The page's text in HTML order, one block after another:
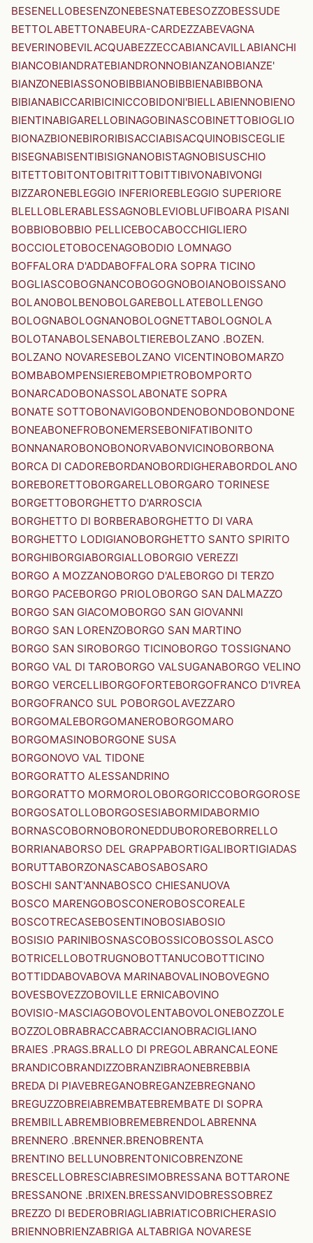
BESENELLOBESENZONEBESNATEBESOZZOBESSUDE
BETTOLABETTONABEURA-CARDEZZABEVAGNA
BEVERINOBEVILACQUABEZZECCABIANCAVILLABIANCHI
BIANCOBIANDRATEBIANDRONNOBIANZANOBIANZE'
BIANZONEBIASSONOBIBBIANOBIBBIENABIBBONA
BIBIANABICCARIBICINICCOBIDONI'BIELLABIENNOBIENO
BIENTINABIGARELLOBINAGOBINASCOBINETTOBIOGLIO
BIONAZBIONEBIRORIBISACCIABISACQUINOBISCEGLIE
BISEGNABISENTIBISIGNANOBISTAGNOBISUSCHIO
BITETTOBITONTOBITRITTOBITTIBIVONABIVONGI
BIZZARONEBLEGGIO INFERIOREBLEGGIO SUPERIORE
BLELLOBLERABLESSAGNOBLEVIOBLUFIBOARA PISANI
BOBBIOBOBBIO PELLICEBOCABOCCHIGLIERO
BOCCIOLETOBOCENAGOBODIO LOMNAGO
BOFFALORA D'ADDABOFFALORA SOPRA TICINO
BOGLIASCOBOGNANCOBOGOGNOBOIANOBOISSANO
BOLANOBOLBENOBOLGAREBOLLATEBOLLENGO
BOLOGNABOLOGNANOBOLOGNETTABOLOGNOLA
BOLOTANABOLSENABOLTIEREBOLZANO .BOZEN.
BOLZANO NOVARESEBOLZANO VICENTINOBOMARZO
BOMBABOMPENSIEREBOMPIETROBOMPORTO
BONARCADOBONASSOLABONATE SOPRA
BONATE SOTTOBONAVIGOBONDENOBONDOBONDONE
BONEABONEFROBONEMERSEBONIFATIBONITO
BONNANAROBONOBONORVABONVICINOBORBONA
BORCA DI CADOREBORDANOBORDIGHERABORDOLANO
BOREBORETTOBORGARELLOBORGARO TORINESE
BORGETTOBORGHETTO D'ARROSCIA
BORGHETTO DI BORBERABORGHETTO DI VARA
BORGHETTO LODIGIANOBORGHETTO SANTO SPIRITO
BORGHIBORGIABORGIALLOBORGIO VEREZZI
BORGO A MOZZANOBORGO D'ALEBORGO DI TERZO
BORGO PACEBORGO PRIOLOBORGO SAN DALMAZZO
BORGO SAN GIACOMOBORGO SAN GIOVANNI
BORGO SAN LORENZOBORGO SAN MARTINO
BORGO SAN SIROBORGO TICINOBORGO TOSSIGNANO
BORGO VAL DI TAROBORGO VALSUGANABORGO VELINO
BORGO VERCELLIBORGOFORTEBORGOFRANCO D'IVREA
BORGOFRANCO SUL POBORGOLAVEZZARO
BORGOMALEBORGOMANEROBORGOMARO
BORGOMASINOBORGONE SUSA
BORGONOVO VAL TIDONE
BORGORATTO ALESSANDRINO
BORGORATTO MORMOROLOBORGORICCOBORGOROSE
BORGOSATOLLOBORGOSESIABORMIDABORMIO
BORNASCOBORNOBORONEDDUBOROREBORRELLO
BORRIANABORSO DEL GRAPPABORTIGALIBORTIGIADAS
BORUTTABORZONASCABOSABOSARO
BOSCHI SANT'ANNABOSCO CHIESANUOVA
BOSCO MARENGOBOSCONEROBOSCOREALE
BOSCOTRECASEBOSENTINOBOSIABOSIO
BOSISIO PARINIBOSNASCOBOSSICOBOSSOLASCO
BOTRICELLOBOTRUGNOBOTTANUCOBOTTICINO
BOTTIDDABOVABOVA MARINABOVALINOBOVEGNO
BOVESBOVEZZOBOVILLE ERNICABOVINO
BOVISIO-MASCIAGOBOVOLENTABOVOLONEBOZZOLE
BOZZOLOBRABRACCABRACCIANOBRACIGLIANO
BRAIES .PRAGS.BRALLO DI PREGOLABRANCALEONE
BRANDICOBRANDIZZOBRANZIBRAONEBREBBIA
BREDA DI PIAVEBREGANOBREGANZEBREGNANO
BREGUZZOBREIABREMBATEBREMBATE DI SOPRA
BREMBILLABREMBIOBREMEBRENDOLABRENNA
BRENNERO .BRENNER.BRENOBRENTA
BRENTINO BELLUNOBRENTONICOBRENZONE
BRESCELLOBRESCIABRESIMOBRESSANA BOTTARONE
BRESSANONE .BRIXEN.BRESSANVIDOBRESSOBREZ
BREZZO DI BEDEROBRIAGLIABRIATICOBRICHERASIO
BRIENNOBRIENZABRIGA ALTABRIGA NOVARESE